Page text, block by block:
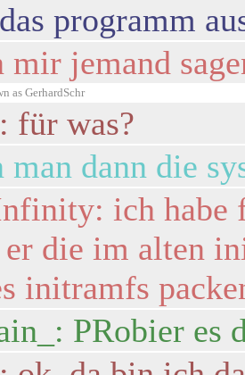
programm
mir jemand
as GerhardSchr
für was?
man dann die
ich habe
die im alten
initramfs
PRobier es